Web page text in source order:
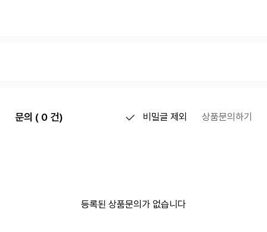
문의 ( 0 건) 비밀글 제외 상품문의하기
등록된 상품문의가 없습니다